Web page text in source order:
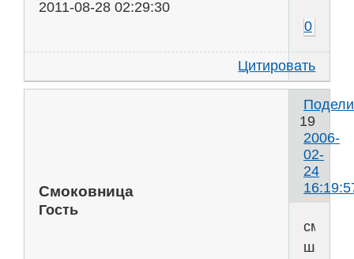
2011-08-28 02:29:30
0
Цитировать
19
2006-
02-
24
Смоковница
Гость
шаль